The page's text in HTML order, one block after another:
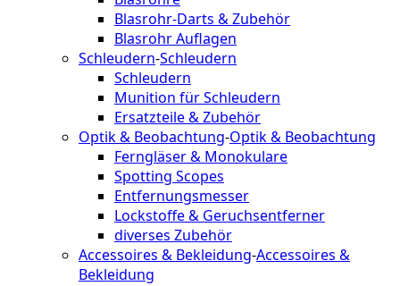
Blasrohr-Darts & Zubehör
Blasrohr Auflagen
Schleudern-Schleudern
Schleudern
Munition für Schleudern
Ersatzteile & Zubehör
Optik & Beobachtung-Optik & Beobachtung
Ferngläser & Monokulare
Spotting Scopes
Entfernungsmesser
Lockstoffe & Geruchsentferner
diverses Zubehör
Accessoires & Bekleidung-Accessoires &
Bekleidung